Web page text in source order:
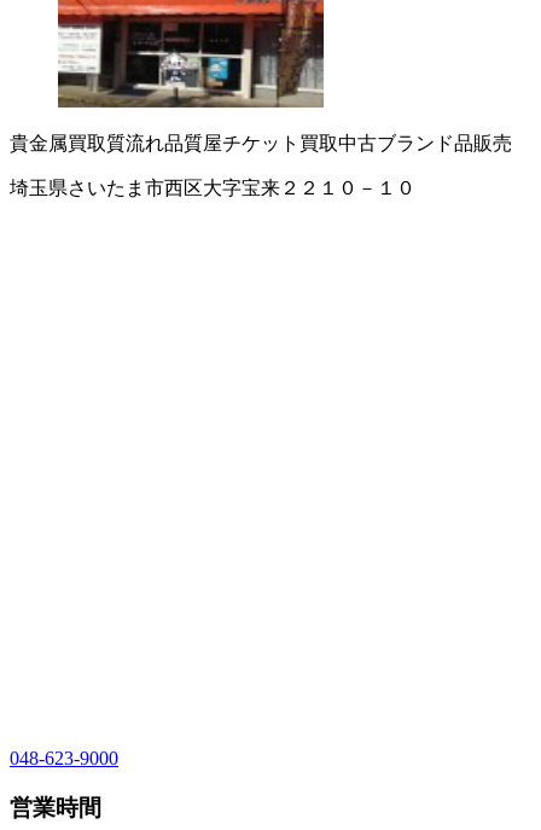
貴金属買取質流れ品質屋チケット買取中古ブランド品販売
埼玉県さいたま市西区大字宝来２２１０－１０
048-623-9000
営業時間